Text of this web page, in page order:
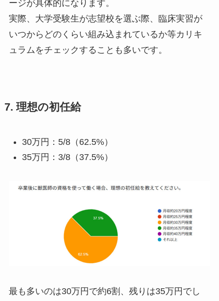
ージが具体的になります。
実際、大学受験生が志望校を選ぶ際、臨床実習が
いつからどのくらい組み込まれているか等カリキ
ュラムをチェックすることも多いです。
7. 理想の初任給
30万円：5/8（62.5%）
35万円：3/8（37.5%）
最も多いのは30万円で約6割、残りは35万円でし